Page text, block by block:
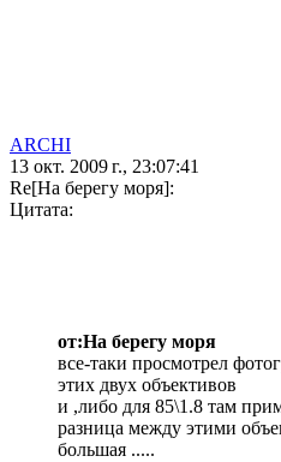
ARCHI
13 окт. 2009 г., 23:07:41
Re[На берегу моря]:
Цитата:
от:На берегу моря
все-таки просмотрел
этих двух объективов
и ,либо для 85\1.8 там
разница между этими
большая .....